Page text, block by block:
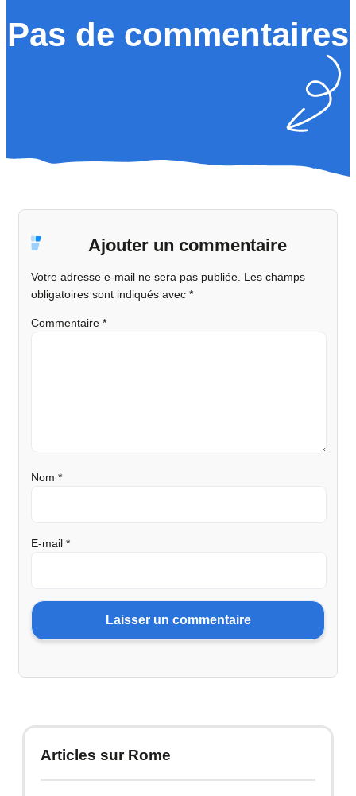
Pas de commentaires
Ajouter un commentaire
Votre adresse e-mail ne sera pas publiée. Les champs
obligatoires sont indiqués avec *
Commentaire *
Nom *
E-mail *
Articles sur Rome